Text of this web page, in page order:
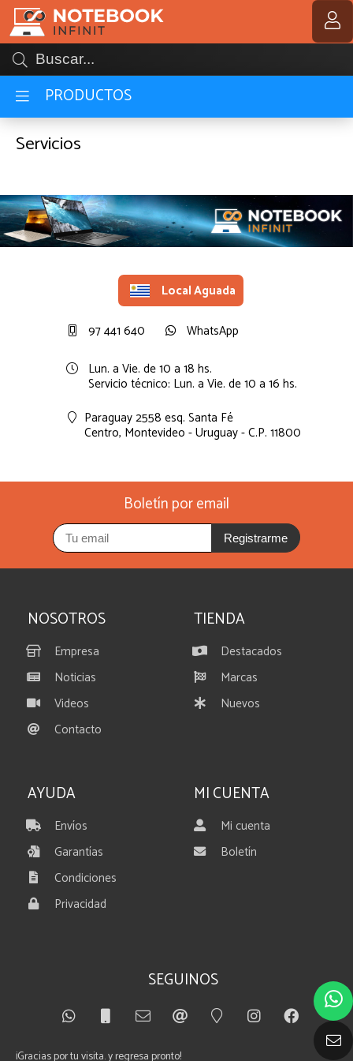
PRODUCTOS
MI COMPRA
Servicios
Local Aguada
97 441 640
WhatsApp
Lun. a Vie. de 10 a 18 hs.
Servicio técnico: Lun. a Vie. de 10 a 16 hs.
Paraguay 2558 esq. Santa Fé
Centro, Montevideo - Uruguay - C.P. 11800
Boletín por email
Registrarme
NOSOTROS
Empresa
Noticias
Videos
Contacto
TIENDA
Destacados
Marcas
Nuevos
AYUDA
Envíos
Garantías
Condiciones
Privacidad
MI CUENTA
Mi cuenta
Boletín
SEGUINOS
¡Gracias por tu visita. y regresa pronto!